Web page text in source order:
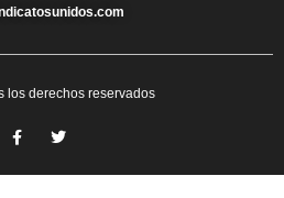
los derechos reservados